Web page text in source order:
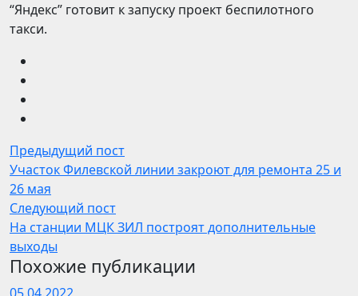
“Яндекс” готовит к запуску проект беспилотного
такси.
Предыдущий пост
Участок Филевской линии закроют для ремонта 25 и
26 мая
Следующий пост
На станции МЦК ЗИЛ построят дополнительные
выходы
Похожие публикации